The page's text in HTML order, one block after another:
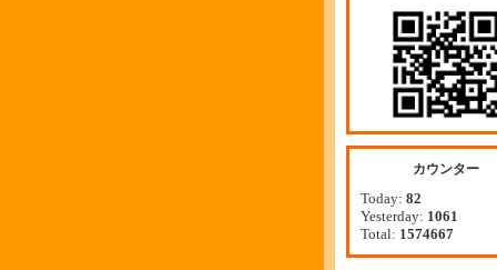
カウンター
Today: 82
Yesterday: 1061
Total: 1574667